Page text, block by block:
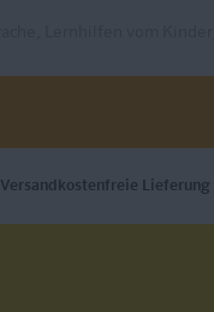
Versandkostenfreie Lieferung